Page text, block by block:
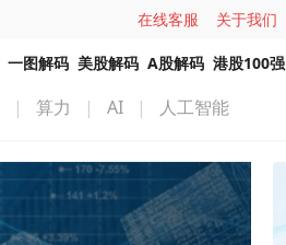
在线客服 关于我们
一图解码 美股解码 A股解码 港股100强
| 算力 | AI | 人工智能